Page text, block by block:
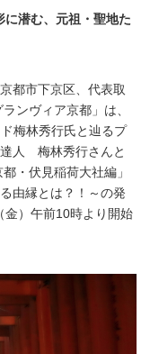
潜む、元祖・聖地た
都市下京区、代表取
ンヴィア京都」は、
梅林秀行氏と辿るプ
人 梅林秀行さんと
・伏見稲荷大社編」
由縁とは？！～の発
金）午前10時より開始